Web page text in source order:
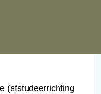
(afstudeerrichting